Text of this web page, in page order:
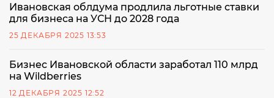
Ивановская облдума продлила льготные ставки
для бизнеса на УСН до 2028 года
25 ДЕКАБРЯ 2025 13:53
Бизнес Ивановской области заработал 110 млрд
на Wildberries
12 ДЕКАБРЯ 2025 12:52